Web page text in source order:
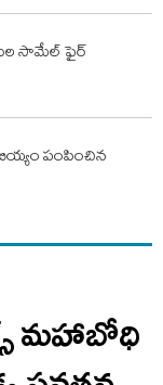
సామేల్ ఫైర్
పంపించిన
మహాబోధి